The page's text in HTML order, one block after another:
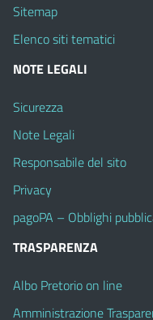
Sitemap
Elenco siti tematici
NOTE LEGALI
Sicurezza
Note Legali
Responsabile del sito
Privacy
pagoPA – Obblighi
TRASPARENZA
Albo Pretorio on line
Amministrazione